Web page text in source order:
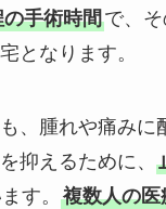
手術時間で、
となります。
、腫れや痛みに
抑えるために、
す。 複数人の